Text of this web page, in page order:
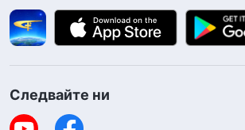
Следвайте ни